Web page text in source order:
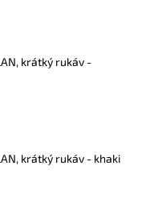
krátký rukáv -
krátký rukáv - khaki